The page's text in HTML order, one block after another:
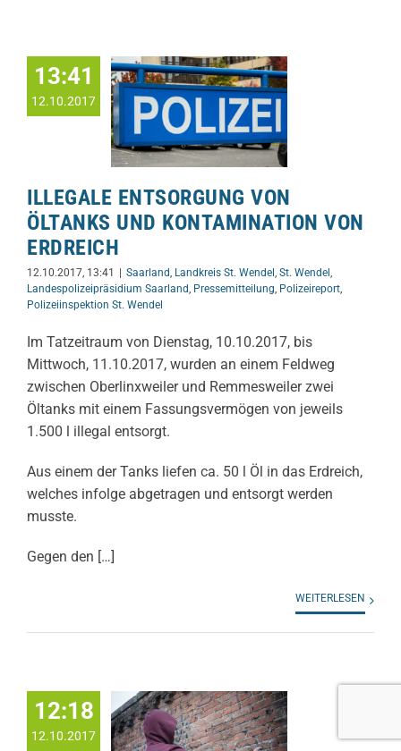
13:41
12.10.2017
ILLEGALE ENTSORGUNG VON
ÖLTANKS UND KONTAMINATION VON
ERDREICH
12.10.2017, 13:41 Saarland, Landkreis St. Wendel , St. Wendel ,
Landespolizeipräsidium Saarland, Pressemitteilung, Polizeireport,
Polizeiinspektion St. Wendel
Im Tatzeitraum von Dienstag, 10.10.2017, bis
Mittwoch, 11.10.2017, wurden an einem Feldweg
zwischen Oberlinxweiler und Remmesweiler zwei
Öltanks mit einem Fassungsvermögen von jeweils
1.500 l illegal entsorgt.
Aus einem der Tanks liefen ca. 50 l Öl in das Erdreich,
welches infolge abgetragen und entsorgt werden
musste.
Gegen den […]
WEITERLESEN
12:18
12.10.2017